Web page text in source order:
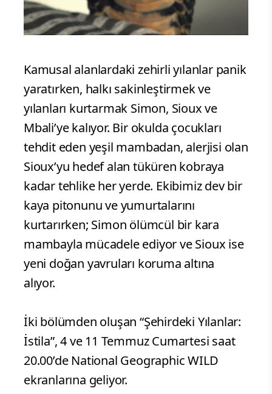
Kamusal alanlardaki zehirli yılanlar panik
yaratırken, halkı sakinleştirmek ve
yılanları kurtarmak Simon, Sioux ve
Mbali’ye kalıyor. Bir okulda çocukları
tehdit eden yeşil mambadan, alerjisi olan
Sioux’yu hedef alan tüküren kobraya
kadar tehlike her yerde. Ekibimiz dev bir
kaya pitonunu ve yumurtalarını
kurtarırken; Simon ölümcül bir kara
mambayla mücadele ediyor ve Sioux ise
yeni doğan yavruları koruma altına
alıyor.
İki bölümden oluşan “Şehirdeki Yılanlar:
İstila”, 4 ve 11 Temmuz Cumartesi saat
20.00’de National Geographic WILD
ekranlarına geliyor.